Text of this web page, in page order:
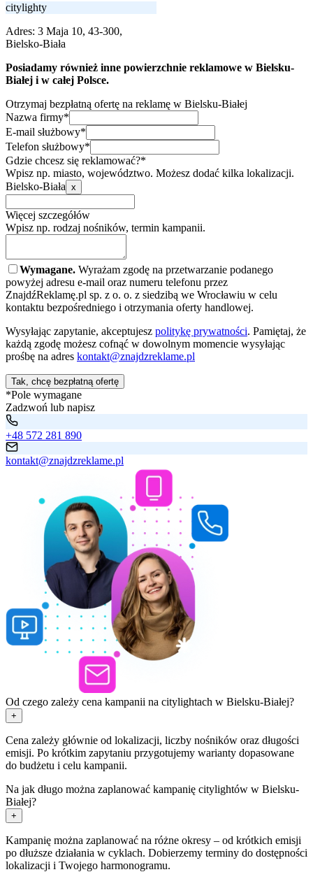
citylighty
Adres: 3 Maja 10, 43-300,
Bielsko-Biała
Posiadamy również inne powierzchnie reklamowe w Bielsku-
Białej i w całej Polsce.
Otrzymaj bezpłatną ofertę na reklamę w Bielsku-Białej
Nazwa firmy*
E-mail służbowy*
Telefon służbowy*
Gdzie chcesz się reklamować?*
Wpisz np. miasto, województwo. Możesz dodać kilka lokalizacji.
Bielsko-Biała x
Więcej szczegółów
Wpisz np. rodzaj nośników, termin kampanii.
Wymagane. Wyrażam zgodę na przetwarzanie podanego
powyżej adresu e-mail oraz numeru telefonu przez
ZnajdźReklamę.pl sp. z o. o. z siedzibą we Wrocławiu w celu
kontaktu bezpośredniego i otrzymania oferty handlowej.
Wysyłając zapytanie, akceptujesz politykę prywatności. Pamiętaj, że
każdą zgodę możesz cofnąć w dowolnym momencie wysyłając
prośbę na adres kontakt@znajdzreklame.pl
Tak, chcę bezpłatną ofertę
*Pole wymagane
Zadzwoń lub napisz
+48 572 281 890
kontakt@znajdzreklame.pl
Od czego zależy cena kampanii na citylightach w Bielsku-Białej?
+
Cena zależy głównie od lokalizacji, liczby nośników oraz długości
emisji. Po krótkim zapytaniu przygotujemy warianty dopasowane
do budżetu i celu kampanii.
Na jak długo można zaplanować kampanię citylightów w Bielsku-
Białej?
+
Kampanię można zaplanować na różne okresy – od krótkich emisji
po dłuższe działania w cyklach. Dobierzemy terminy do dostępności
lokalizacji i Twojego harmonogramu.